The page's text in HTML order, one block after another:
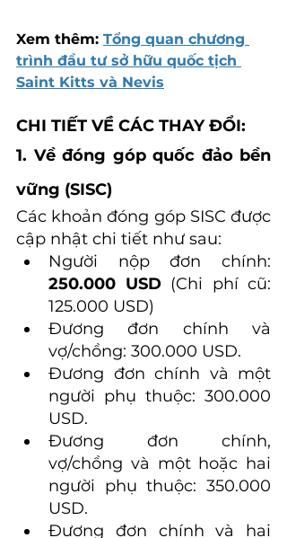
Xem thêm: Tổng quan chương
trình đầu tư sở hữu quốc tịch
Saint Kitts và Nevis
CHI TIẾT VỀ CÁC THAY ĐỔI:
1. Về đóng góp quốc đảo bền
vững (SISC)
Các khoản đóng góp SISC được
cập nhật chi tiết như sau:
250.000 USD (Chi phí cũ:
125.000 USD)
Đương đơn chính và
vợ/chồng: 300.000 USD.
Đương đơn chính và một
người phụ thuộc: 300.000
USD.
Đương đơn chính,
vợ/chồng và một hoặc hai
người phụ thuộc: 350.000
USD.
Đương đơn chính và hai